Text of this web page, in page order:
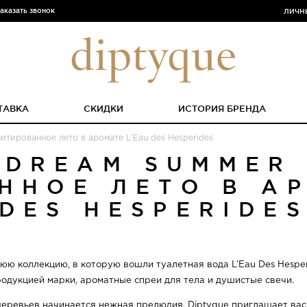
звонок
СКИДКИ ИСТОРИЯ БРЕНДА
лето в аромате L’Eau des Hesperides
ЛЕТО В
коллекцию, в которую вошли туалетная вода L’Eau Des
марки, ароматные спреи для тела и душистые свечи.
начинается нежная прелюдия. Diptyque приглашает вас